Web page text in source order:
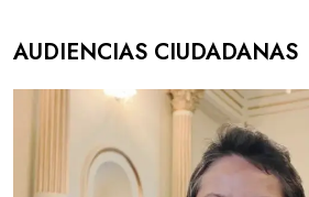
AUDIENCIAS CIUDADANAS